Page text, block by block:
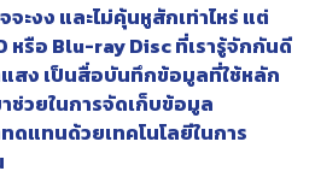
ะงง และไม่คุ้นหูสักเท่าไหร่ แต่
หรือ Blu-ray Disc ที่เรารู้จักกันดี
สง เป็นสื่อบันทึกข้อมูลที่ใช้หลัก
ช่วยในการจัดเก็บข้อมูล
ดแทนด้วยเทคโนโลยีในการ